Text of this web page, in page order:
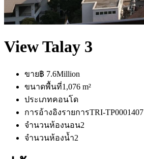
View Talay 3
ขาย฿ 7.6Million
ขนาดพื้นที่1,076 m²
ประเภทคอนโด
การอ้างอิงรายการTRI-TP0001407
จำนวนห้องนอน2
จำนวนห้องน้ำ2